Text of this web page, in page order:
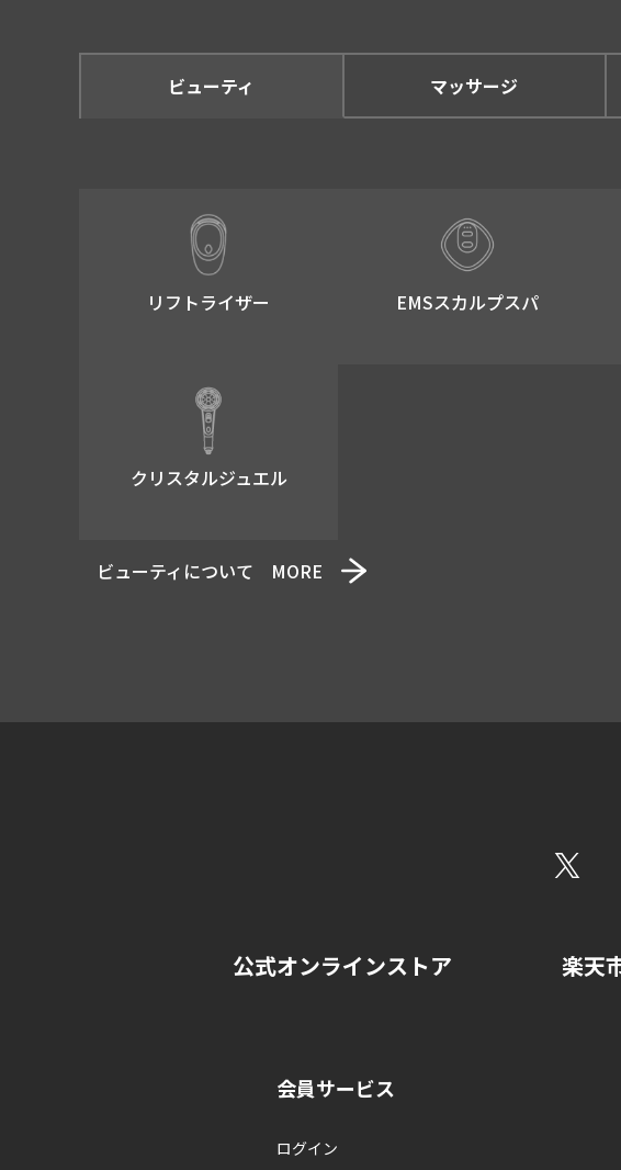
ビューティ マッサージ
リフトライザー​ EMSスカルプスパ​
クリスタルジュエル
ビューティについて MORE
公式オンラインストア 楽天
会員サービス
ログイン